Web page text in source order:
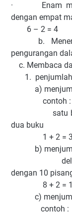
· Enam
dengan empat
6 – 2 = 4
b.
pengurangan
c. Membaca
1.
a)
contoh :
satu buku
dua buku
1 + 2 = 3
b)
delapan
dengan 10
8 + 2 = 10
c)
contoh :